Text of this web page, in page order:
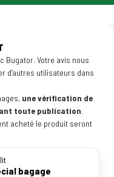
Bugator. Votre avis nous
d’autres utilisateurs dans
une vérification de
toute publication.
acheté le produit seront
bagage